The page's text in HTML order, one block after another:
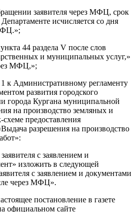
заявителя через МФЦ, срок
исчисляется со дня
44раздела V после слов
и муниципальных услуг,»
МФЦ,»;
к Административному регламенту
развития городского
города Кургана муниципальной
на производство земляных и
схеме предоставления
разрешения на производство
с заявлением и
изложить в следующей
с заявлением и документами
через МФЦ».
постановление в газете
официальном сайте